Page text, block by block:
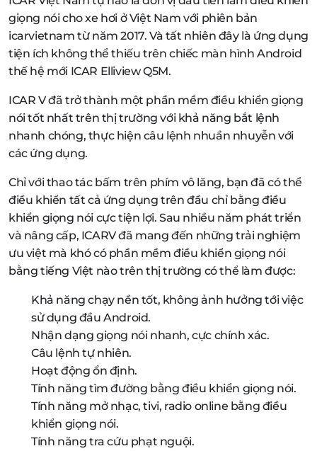
giọng nói cho xe hơi ở Việt Nam với phiên bản
icarvietnam từ năm 2017. Và tất nhiên đây là ứng dụng
tiện ích không thể thiếu trên chiếc màn hình Android
thế hệ mới ICAR Elliview Q5M.
ICAR V đã trở thành một phần mềm điều khiển giọng
nói tốt nhất trên thị trường với khả năng bắt lệnh
nhanh chóng, thực hiện câu lệnh nhuần nhuyễn với
các ứng dụng.
Chỉ với thao tác bấm trên phím vô lăng, bạn đã có thể
điều khiển tất cả ứng dụng trên đầu chỉ bằng điều
khiển giọng nói cực tiện lợi. Sau nhiều năm phát triển
và nâng cấp, ICARV đã mang đến những trải nghiệm
ưu việt mà khó có phần mềm điều khiển giọng nói
bằng tiếng Việt nào trên thị trường có thể làm được:
Khả năng chạy nền tốt, không ảnh hưởng tới việc
sử dụng đầu Android.
Nhận dạng giọng nói nhanh, cực chính xác.
Câu lệnh tự nhiên.
Hoạt động ổn định.
Tính năng tìm đường bằng điều khiển giọng nói.
Tính năng mở nhạc, tivi, radio online bằng điều
khiển giọng nói.
Tính năng tra cứu phạt nguội.